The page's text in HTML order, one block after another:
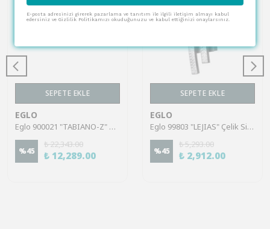
SEPETE EKLE
EGLO
Eglo 900021 "TABIANO-Z" Çelik Krom Duvar Aplik Ip44 RGB
%45
₺ 22,343.00
₺ 12,289.00
SEPETE EKLE
EGLO
Eglo 99803 "LEJIAS" Çelik Siyah Duvar Aplik
%45
₺ 5,293.00
₺ 2,912.00
E-posta adresinizi girerek pazarlama ve tanıtım ile ilgili iletişim almayı kabul
edersiniz ve Gizlilik Politikamızı okuduğunuzu ve kabul ettiğinizi onaylarsınız.